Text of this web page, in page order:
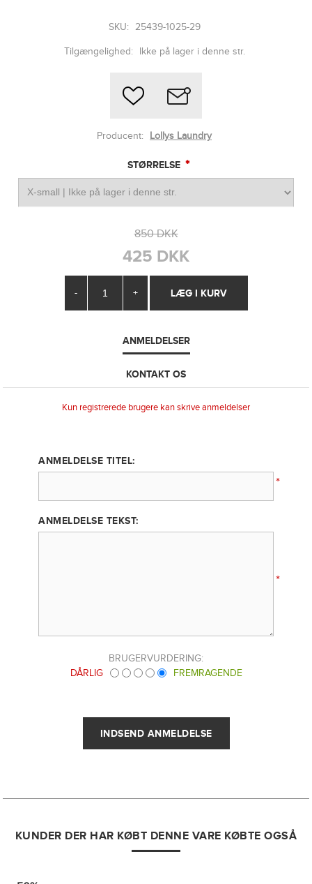
SKU: 25439-1025-29
Tilgængelighed: Ikke på lager i denne str.
Producent: Lollys Laundry
STØRRELSE *
850 DKK
425 DKK
- +
ANMELDELSER
KONTAKT OS
Kun registrerede brugere kan skrive anmeldelser
ANMELDELSE TITEL:
*
ANMELDELSE TEKST:
*
BRUGERVURDERING:
DÅRLIG
FREMRAGENDE
KUNDER DER HAR KØBT DENNE VARE KØBTE OGSÅ